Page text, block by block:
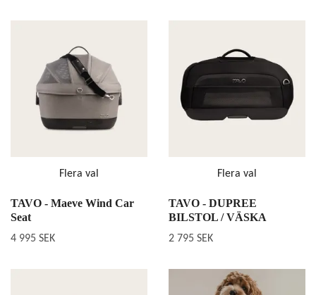
Flera val
TAVO - Maeve Wind Car
Seat
4 995 SEK
Flera val
TAVO - DUPREE
BILSTOL / VÄSKA
2 795 SEK